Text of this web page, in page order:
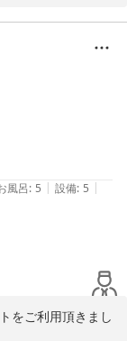
訳ございませんで
ところ、このよう
掃や設備管理体制
でございます。
、心よりお待ち申
ート
風呂: 5 | 設備: 5 |
をご利用頂きまし